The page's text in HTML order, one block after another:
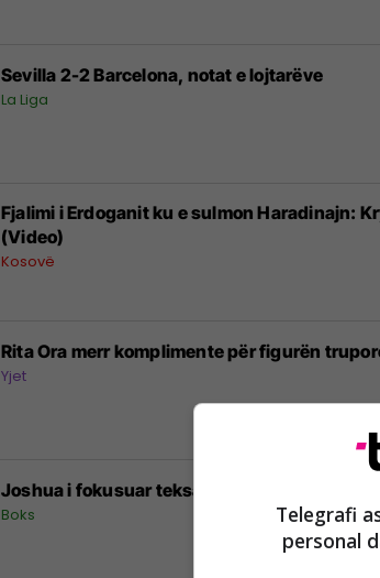
Sevilla 2-2 Barcelona, notat e lojtarëve
La Liga
Fjalimi i Erdoganit ku e sulmon Haradinajn:
(Video)
Kosovë
Rita Ora merr komplimente për figurën
Yjet
Joshua i fokusuar teksa i vendos dorëzat e
Boks
Telegrafi
personal